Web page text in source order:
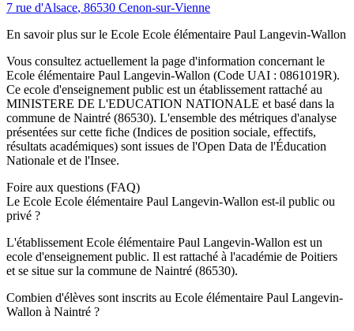
7 rue d'Alsace, 86530 Cenon-sur-Vienne
En savoir plus sur le Ecole Ecole élémentaire Paul Langevin-Wallon
Vous consultez actuellement la page d'information concernant le
Ecole élémentaire Paul Langevin-Wallon (Code UAI : 0861019R).
Ce ecole d'enseignement public est un établissement rattaché au
MINISTERE DE L'EDUCATION NATIONALE et basé dans la
commune de Naintré (86530). L'ensemble des métriques d'analyse
présentées sur cette fiche (Indices de position sociale, effectifs,
résultats académiques) sont issues de l'Open Data de l'Éducation
Nationale et de l'Insee.
Foire aux questions (FAQ)
Le Ecole Ecole élémentaire Paul Langevin-Wallon est-il public ou
privé ?
L'établissement Ecole élémentaire Paul Langevin-Wallon est un
ecole d'enseignement public. Il est rattaché à l'académie de Poitiers
et se situe sur la commune de Naintré (86530).
Combien d'élèves sont inscrits au Ecole élémentaire Paul Langevin-
Wallon à Naintré ?